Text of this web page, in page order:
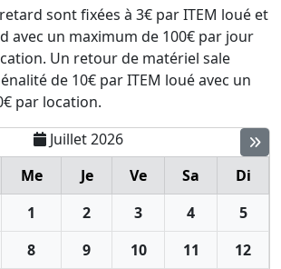
sont fixées à 3€ par ITEM loué et
avec un maximum de 100€ par jour
Un retour de matériel sale
de 10€ par ITEM loué avec un
par location.
Juillet 2026
Me Je Ve Sa
Di
1 2 3 4
5
8 9 10 11
12